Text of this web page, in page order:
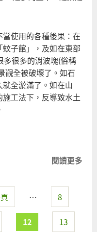
使用的各種後果：在
蚊子館」，及如在東部
多很多的消波塊(俗稱
觀全被破壞了。如石
全淤滿了。如在山
施工法下，反導致水土
閱讀更多
… 8
12 13